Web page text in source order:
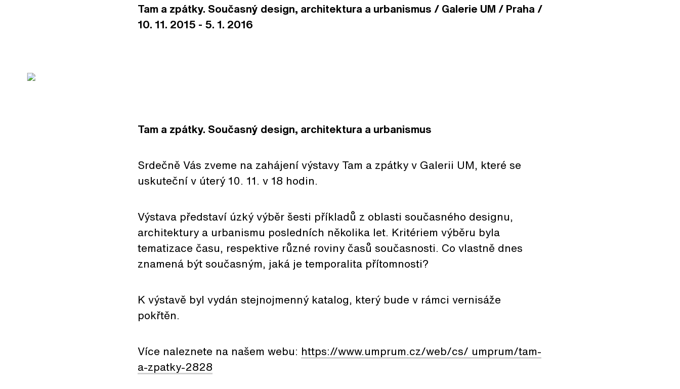
Tam a zpátky. Současný design, architektura a urbanismus / Galerie UM / Praha /
10. 11. 2015 - 5. 1. 2016
Tam a zpátky. Současný design, architektura a urbanismus
Srdečně Vás zveme na zahájení výstavy Tam a zpátky v Galerii UM, které se
uskuteční v úterý 10. 11. v 18 hodin.
Výstava představí úzký výběr šesti příkladů z oblasti současného designu,
architektury a urbanismu posledních několika let. Kritériem výběru byla
tematizace času, respektive různé roviny časů současnosti. Co vlastně dnes
znamená být současným, jaká je temporalita přítomnosti?
K výstavě byl vydán stejnojmenný katalog, který bude v rámci vernisáže
pokřtěn.
Více naleznete na našem webu: https://www.umprum.cz/web/cs/ umprum/tam-
a-zpatky-2828